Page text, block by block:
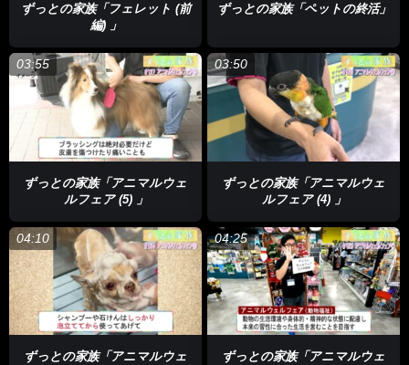
ずっとの家族「フェレット (前
編) 」
ずっとの家族「ペットの終活」
03:55
ずっとの家族「アニマルウェ
ルフェア (5) 」
03:50
ずっとの家族「アニマルウェ
ルフェア (4) 」
04:10
ずっとの家族「アニマルウェ
04:25
ずっとの家族「アニマルウェ